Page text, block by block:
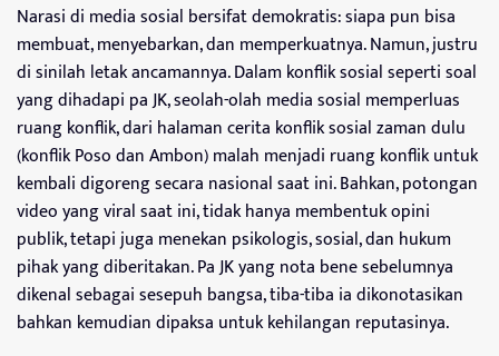
Narasi di media sosial bersifat demokratis: siapa pun bisa
membuat, menyebarkan, dan memperkuatnya. Namun, justru
di sinilah letak ancamannya. Dalam konflik sosial seperti soal
yang dihadapi pa JK, seolah-olah media sosial memperluas
ruang konflik, dari halaman cerita konflik sosial zaman dulu
(konflik Poso dan Ambon) malah menjadi ruang konflik untuk
kembali digoreng secara nasional saat ini. Bahkan, potongan
video yang viral saat ini, tidak hanya membentuk opini
publik, tetapi juga menekan psikologis, sosial, dan hukum
pihak yang diberitakan. Pa JK yang nota bene sebelumnya
dikenal sebagai sesepuh bangsa, tiba-tiba ia dikonotasikan
bahkan kemudian dipaksa untuk kehilangan reputasinya.